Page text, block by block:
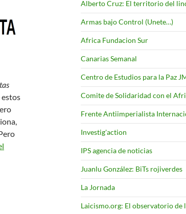
estos
Alberto Cruz: El territorio del
Armas bajo Control (Unete…)
Africa Fundacion Sur
Canarias Semanal
Centro de Estudios para la Paz
Comite de Solidaridad con el
Frente Antiimperialista
Investig'action
IPS agencia de noticias
Juanlu González: BiTs rojiverdes
La Jornada
Laicismo.org: El observatorio de